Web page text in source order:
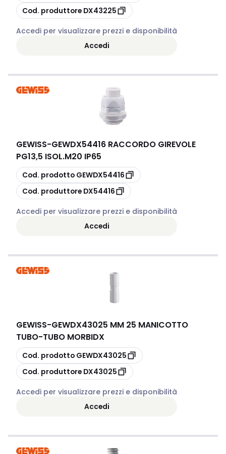
copia
Cod. produttore DX43225
Accedi per visualizzare prezzi e disponibilità
Accedi
GEWISS-GEWDX54416 RACCORDO GIREVOLE
PG13,5 ISOL.M20 IP65
copia
Cod. prodotto GEWDX54416
copia
Cod. produttore DX54416
Accedi per visualizzare prezzi e disponibilità
Accedi
GEWISS-GEWDX43025 MM 25 MANICOTTO
TUBO-TUBO MORBIDX
copia
Cod. prodotto GEWDX43025
copia
Cod. produttore DX43025
Accedi per visualizzare prezzi e disponibilità
Accedi